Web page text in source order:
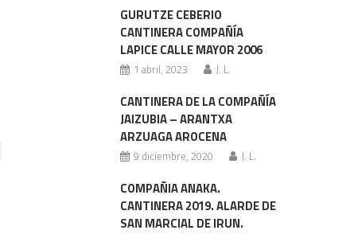
GURUTZE CEBERIO
CANTINERA COMPAÑÍA
LAPICE CALLE MAYOR 2006
1 abril, 2023 J. L.
CANTINERA DE LA COMPAÑÍA
JAIZUBIA – ARANTXA
ARZUAGA AROCENA
9 diciembre, 2020 J. L.
COMPAÑIA ANAKA.
CANTINERA 2019. ALARDE DE
SAN MARCIAL DE IRUN.